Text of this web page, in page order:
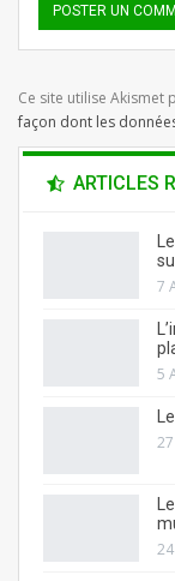
Ce site utilise Akismet
façon dont les
ARTICLES
7
5